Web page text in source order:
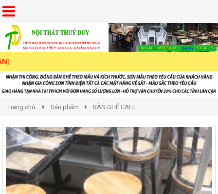
Trang chủ Sản phẩm BÀN GHẾ CAFE